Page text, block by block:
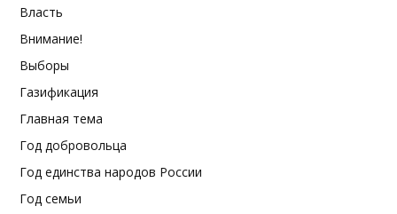
Власть
Внимание!
Выборы
Газификация
Главная тема
Год добровольца
Год единства народов России
Год семьи